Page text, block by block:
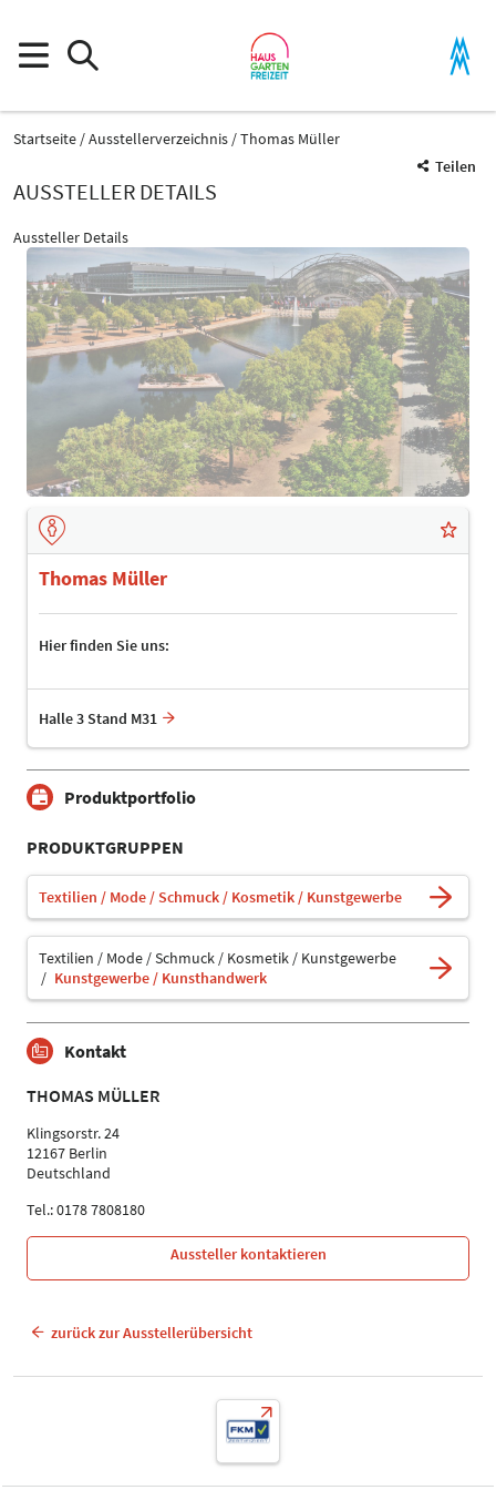
Startseite Ausstellerverzeichnis
Thomas Müller
Teilen
AUSSTELLER DETAILS
Aussteller Details
Thomas Müller
Hier finden Sie uns:
Halle 3 Stand M31
Produktportfolio
PRODUKTGRUPPEN
Textilien / Mode / Schmuck / Kosmetik / Kunstgewerbe
Textilien / Mode / Schmuck / Kosmetik / Kunstgewerbe
Kunstgewerbe / Kunsthandwerk
Kontakt
THOMAS MÜLLER
Klingsorstr. 24
12167 Berlin
Deutschland
Tel.: 0178 7808180
Aussteller kontaktieren
zurück zur Ausstellerübersicht